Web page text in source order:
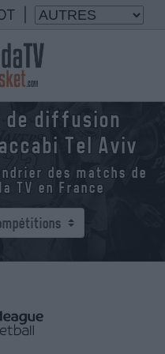
de diffusion
Tel Aviv
des matchs de
TV en France